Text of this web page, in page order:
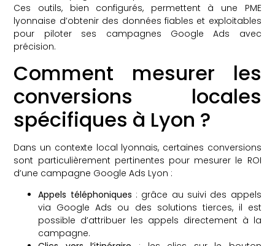
Ces outils, bien configurés, permettent à une PME
lyonnaise d’obtenir des données fiables et exploitables
pour piloter ses campagnes Google Ads avec
précision.
Comment mesurer les
conversions locales
spécifiques à Lyon ?
Dans un contexte local lyonnais, certaines conversions
sont particulièrement pertinentes pour mesurer le ROI
d’une campagne Google Ads Lyon :
Appels téléphoniques : grâce au suivi des appels
via Google Ads ou des solutions tierces, il est
possible d’attribuer les appels directement à la
campagne.